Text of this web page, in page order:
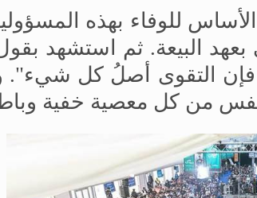
للوفاء بهذه
البيعة. ثم استشهد
فإن التقوى أصلُ كل
من كل معصية خفية